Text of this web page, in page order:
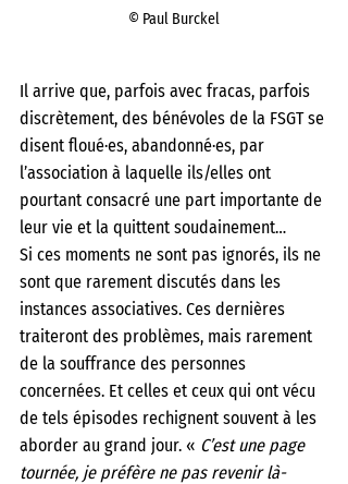
© Paul Burckel
Il arrive que, parfois avec fracas, parfois
discrètement, des bénévoles de la FSGT se
disent floué·es, abandonné·es, par
l’association à laquelle ils/elles ont
pourtant consacré une part importante de
leur vie et la quittent soudainement…
Si ces moments ne sont pas ignorés, ils ne
sont que rarement discutés dans les
instances associatives. Ces dernières
traiteront des problèmes, mais rarement
de la souffrance des personnes
concernées. Et celles et ceux qui ont vécu
de tels épisodes rechignent souvent à les
aborder au grand jour. « C’est une page
tournée, je préfère ne pas revenir là-